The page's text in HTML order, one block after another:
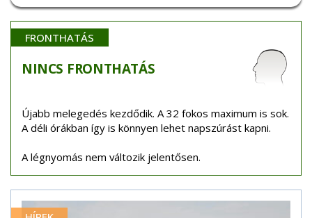
FRONTHATÁS
NINCS FRONTHATÁS
Újabb melegedés kezdődik. A 32 fokos maximum is sok.
A déli órákban így is könnyen lehet napszúrást kapni.
A légnyomás nem változik jelentősen.